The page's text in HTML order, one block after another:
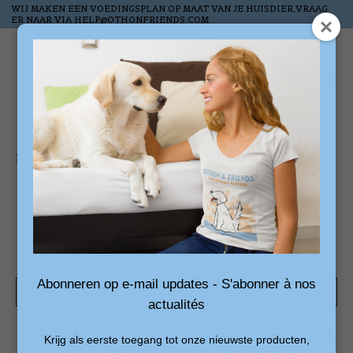
WIJ MAKEN EEN VOEDINGSPLAN OP MAAT VAN JE HUISDIER,VRAAG
ER NAAR VIA HELP@OTHONFRIENDS.COM
Wish List
Home / Tags kattenlui
Products tagged with
kattenlui
Show filters
1 products Sort by Newest products
Abonneren op e-mail updates - S'abonner à nos
actualités
Krijg als eerste toegang tot onze nieuwste producten,